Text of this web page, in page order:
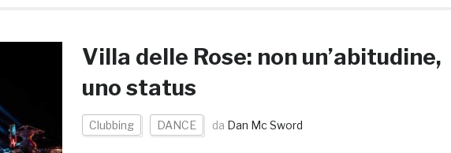
Villa delle Rose: non un’abitudine,
uno status
Clubbing DANCE da Dan Mc Sword